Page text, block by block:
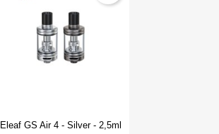
 Anteprima
Eleaf GS Air 4 - Silver - 2,5ml